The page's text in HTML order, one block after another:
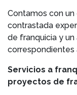
Contamos con
contrastada
de franquicia y
correspondientes
Servicios a
proyectos de